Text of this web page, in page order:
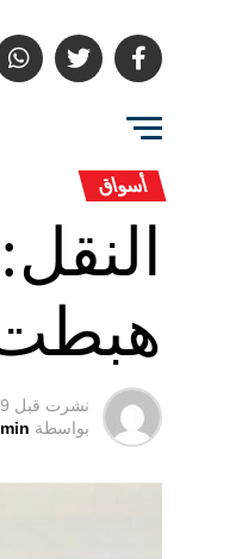
أسواق
هبطت
نشرت قبل 9 أشهر ,
بواسطة